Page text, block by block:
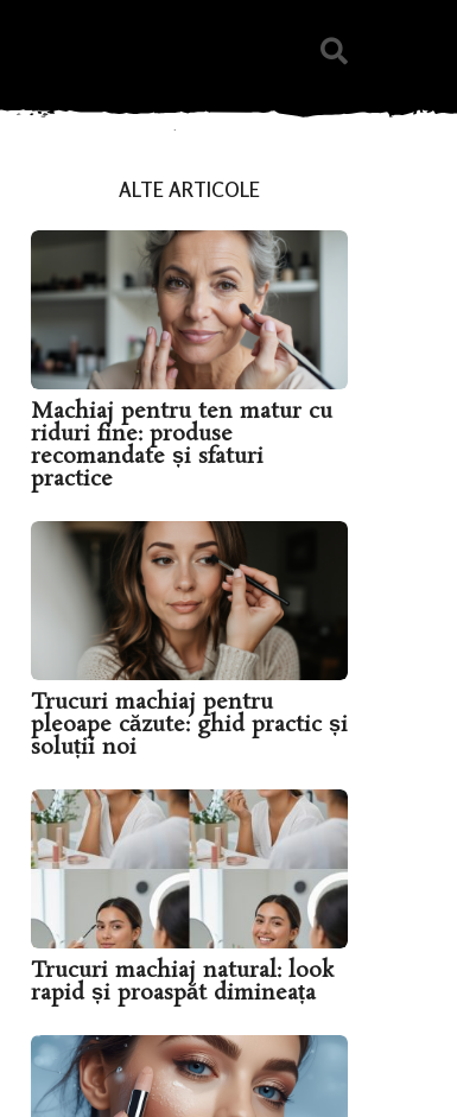
ALTE ARTICOLE
Machiaj pentru ten matur cu
riduri fine: produse
recomandate și sfaturi
practice
Trucuri machiaj pentru
pleoape căzute: ghid practic și
soluții noi
Trucuri machiaj natural: look
rapid și proaspăt dimineața